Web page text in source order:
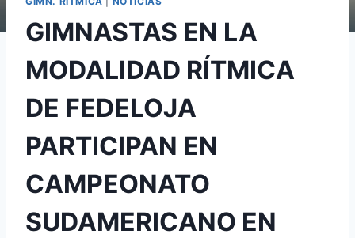
GIMNASTAS EN LA
MODALIDAD RÍTMICA
DE FEDELOJA
PARTICIPAN EN
CAMPEONATO
SUDAMERICANO EN